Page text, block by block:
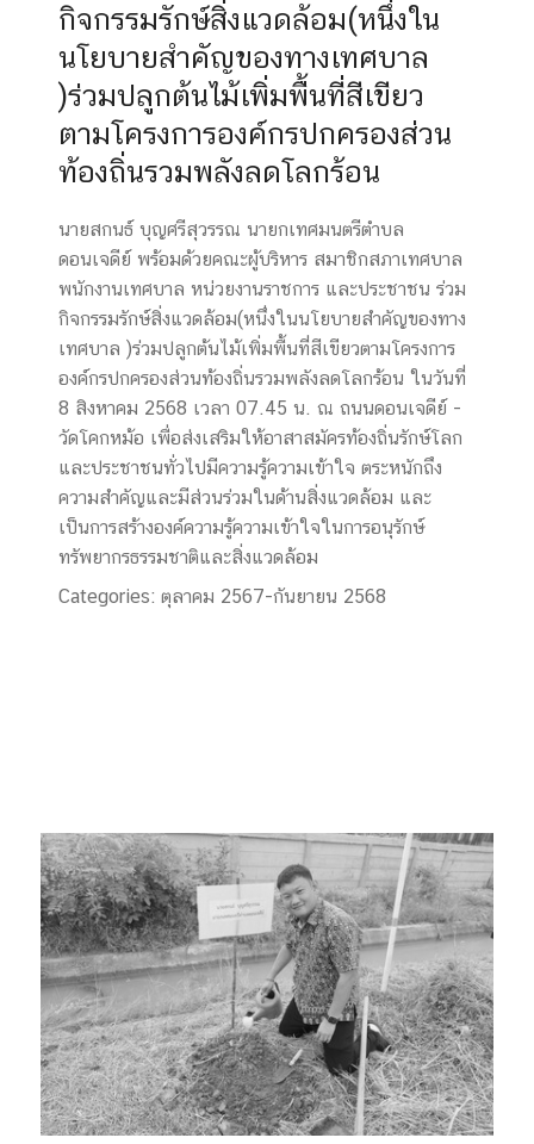
กิจกรรมรักษ์สิ่งแวดล้อม(หนึ่งใน
นโยบายสำคัญของทางเทศบาล
)ร่วมปลูกต้นไม้เพิ่มพื้นที่สีเขียว
ตามโครงการองค์กรปกครองส่วน
ท้องถิ่นรวมพลังลดโลกร้อน
นายสกนธ์ บุญศรีสุวรรณ นายกเทศมนตรีตำบล
ดอนเจดีย์ พร้อมด้วยคณะผู้บริหาร สมาชิกสภาเทศบาล
พนักงานเทศบาล หน่วยงานราชการ และประชาชน ร่วม
กิจกรรมรักษ์สิ่งแวดล้อม(หนึ่งในนโยบายสำคัญของทาง
เทศบาล )ร่วมปลูกต้นไม้เพิ่มพื้นที่สีเขียวตามโครงการ
องค์กรปกครองส่วนท้องถิ่นรวมพลังลดโลกร้อน ในวันที่
8 สิงหาคม 2568 เวลา 07.45 น. ณ ถนนดอนเจดีย์ -
วัดโคกหม้อ เพื่อส่งเสริมให้อาสาสมัครท้องถิ่นรักษ์โลก
และประชาชนทั่วไปมีความรู้ความเข้าใจ ตระหนักถึง
ความสำคัญและมีส่วนร่วมในด้านสิ่งแวดล้อม และ
เป็นการสร้างองค์ความรู้ความเข้าใจในการอนุรักษ์
ทรัพยากรธรรมชาติและสิ่งแวดล้อม
Categories: ตุลาคม 2567-กันยายน 2568